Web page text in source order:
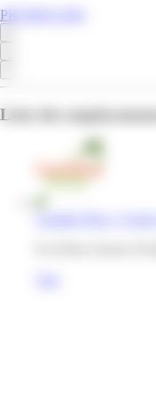
PROMOS.MQ
Liste des